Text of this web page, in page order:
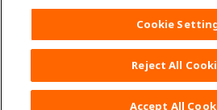
Daftar
PROGRAM Yuk!
Cookie
Reject All
Accept All